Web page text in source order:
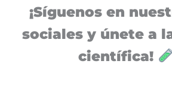
¡Síguenos en
sociales y únete a
científica!